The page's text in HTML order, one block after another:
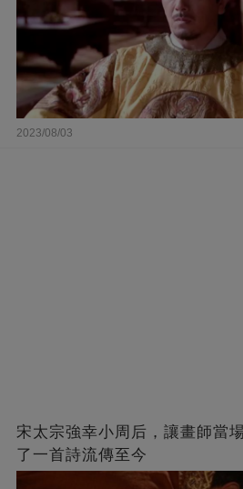
2023/08/03
宋太宗強幸小周后，讓畫師當
了一首詩流傳至今